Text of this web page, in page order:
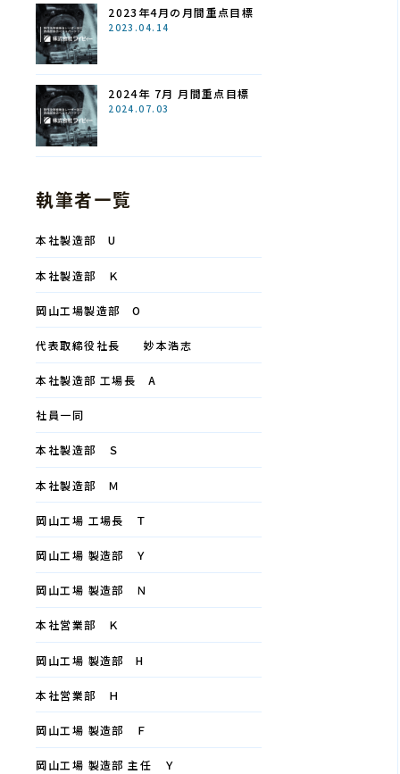
2023年4月の月間重点目標
2023.04.14
2024年 7月 月間重点目標
2024.07.03
執筆者一覧
本社製造部 U
本社製造部 Ｋ
岡山工場製造部 O
代表取締役社長 妙本浩志
本社製造部 工場長 A
社員一同
本社製造部 Ｓ
本社製造部 Ｍ
岡山工場 工場長 Ｔ
岡山工場 製造部 Ｙ
岡山工場 製造部 Ｎ
本社営業部 Ｋ
岡山工場 製造部 H
本社営業部 Ｈ
岡山工場 製造部 Ｆ
岡山工場 製造部 主任 Ｙ